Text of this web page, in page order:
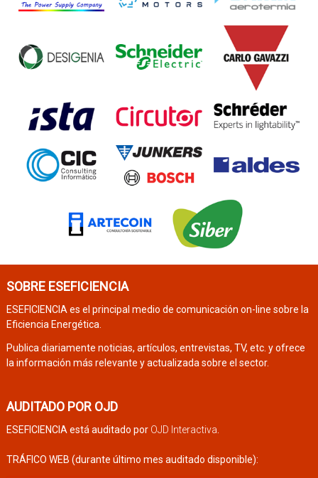
SOBRE ESEFICIENCIA
ESEFICIENCIA es el principal medio de comunicación on-line sobre la
Eficiencia Energética.
Publica diariamente noticias, artículos, entrevistas, TV, etc. y ofrece
la información más relevante y actualizada sobre el sector.
AUDITADO POR OJD
ESEFICIENCIA está auditado por OJD Interactiva
TRÁFICO WEB (durante último mes auditado disponible):